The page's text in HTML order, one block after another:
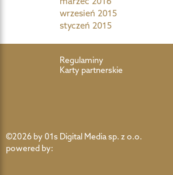
wrzesień 2015
styczeń 2015
Regulaminy
Karty partnerskie
©2026 by 01s Digital Media sp. z o.o.
powered by: